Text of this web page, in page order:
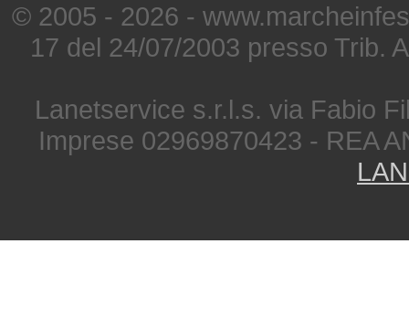
© 2005 - 2026 -
17 del 24/07/2003 presso Trib.
Lanetservice s.r.l.s. via Fabio
Imprese 02969870423 - REA